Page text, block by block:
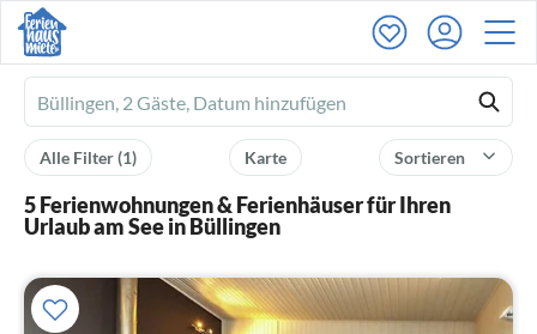
Ferienhausmiete
logo
Sortieren
Karte
Alle Filter(1)
5 Ferienwohnungen & Ferienhäuser für Ihren
Urlaub am See in Büllingen